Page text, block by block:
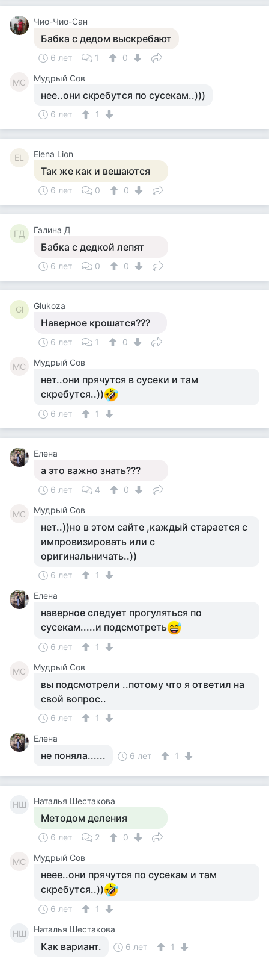
Чио-Чио-Сан
Бабка с дедом выскребают
6 лет 1 0
МС Мудрый Сов
нее..они скребутся по сусекам..)))
6 лет 1
EL Elena Lion
Так же как и вешаются
6 лет 0 0
ГД Галина Д
Бабка с дедкой лепят
6 лет 0 0
Gl Glukoza
Наверное крошатся???
6 лет 1 0
МС Мудрый Сов
нет..они прячутся в сусеки и там
скребутся..))
6 лет 1
Елена
а это важно знать???
6 лет 4 0
МС Мудрый Сов
нет..))но в этом сайте ,каждый старается с
импровизировать или с
оригинальничать..))
6 лет
1
Елена
наверное следует прогуляться по
сусекам.....и подсмотреть
6 лет 1
МС Мудрый Сов
вы подсмотрели ..потому что я ответил на
свой вопрос..
6 лет
1
Елена
не поняла...... 6 лет 1
НШ Наталья Шестакова
Методом деления
6 лет 2 0
МС Мудрый Сов
неее..они прячутся по сусекам и там
скребутся..))
6 лет 1
НШ Наталья Шестакова
Как вариант. 6 лет 1